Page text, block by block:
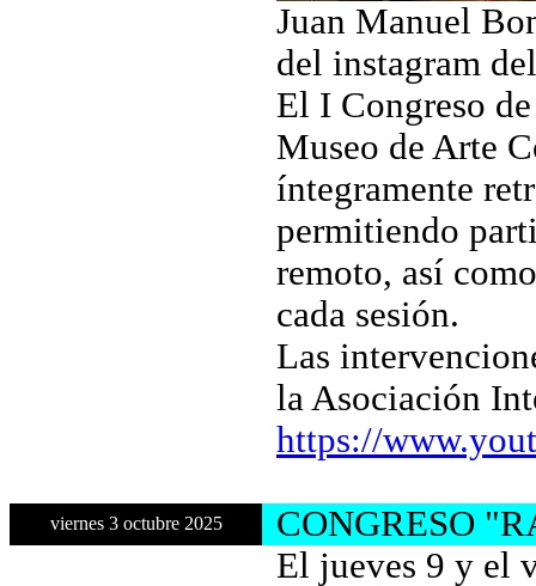
Juan Manuel
del instagram
El I Congreso
Museo de Arte
íntegramente
permitiendo
remoto, así
cada sesión.
Las
la Asociación
https://
viernes 3 octubre 2025
CONGRESO
El jueves 9 y el